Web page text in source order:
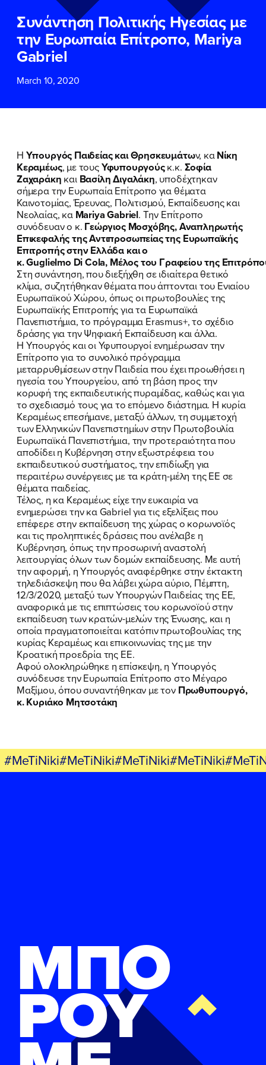
ΠΟΙΑ ΕΙΜΑΙ
ΕΡΓΟ
ΕΚΔΗΛΩΣΕΙΣ
ΝΕΑ
ΕΛΑ ΚΙ ΕΣΥ
FB IN TW YT LN VB TIKTOK
Συνάντηση Πολιτικής Ηγεσίας με
την Ευρωπαία Επίτροπο, Mariya
Gabriel
March 10, 2020
Η Υπουργός Παιδείας και Θρησκευμάτων, καΝίκη
Κεραμέως, με τουςΥφυπουργούςκ.κ. Σοφία
Ζαχαράκη και Βασίλη Διγαλάκη, υποδέχτηκαν
σήμερα την Ευρωπαία Επίτροπο για θέματα
Καινοτομίας, Έρευνας, Πολιτισμού, Εκπαίδευσης και
Νεολαίας, κα Mariya Gabriel. Την Επίτροπο
συνόδευαν ο κ. Γεώργιος Μοσχόβης, Αναπληρωτής
Επικεφαλής της Αντιπροσωπείας της Ευρωπαϊκής
Επιτροπής στην Ελλάδα και ο
κ. Guglielmo Di Cola, Μέλος του Γραφείου της
Στη συνάντηση, που διεξήχθη σε ιδιαίτερα θετικό
κλίμα, συζητήθηκαν θέματα που άπτονται του Ενιαίου
Ευρωπαϊκού Χώρου, όπως οι πρωτοβουλίες της
Ευρωπαϊκής Επιτροπής για τα Ευρωπαϊκά
Πανεπιστήμια, το πρόγραμμα Erasmus+, το σχέδιο
δράσης για την Ψηφιακή Εκπαίδευση και άλλα.
Η Υπουργός και οι Υφυπουργοί ενημέρωσαν την
Επίτροπο για το συνολικό πρόγραμμα
μεταρρυθμίσεων στην Παιδεία που έχει προωθήσει η
ηγεσία του Υπουργείου, από τη βάση προς την
κορυφή της εκπαιδευτικής πυραμίδας, καθώς και για
το σχεδιασμό τους για το επόμενο διάστημα. Η κυρία
Κεραμέως επεσήμανε, μεταξύ άλλων, τη συμμετοχή
των Ελληνικών Πανεπιστημίων στην Πρωτοβουλία
Ευρωπαϊκά Πανεπιστήμια, την προτεραιότητα που
αποδίδει η Κυβέρνηση στην εξωστρέφεια του
εκπαιδευτικού συστήματος, την επιδίωξη για
περαιτέρω συνέργειες με τα κράτη-μέλη της ΕΕ σε
θέματα παιδείας.
Τέλος, η κα Κεραμέως είχε την ευκαιρία να
ενημερώσει την κα Gabriel για τις εξελίξεις που
επέφερε στην εκπαίδευση της χώρας ο κορωνοϊός
και τις προληπτικές δράσεις που ανέλαβε η
Κυβέρνηση, όπως την προσωρινή αναστολή
λειτουργίας όλων των δομών εκπαίδευσης. Με αυτή
την αφορμή, η Υπουργός αναφέρθηκε στην έκτακτη
τηλεδιάσκεψη που θα λάβει χώρα αύριο, Πέμπτη,
12/3/2020, μεταξύ των Υπουργών Παιδείας της ΕΕ,
αναφορικά με τις επιπτώσεις του κορωνοϊού στην
εκπαίδευση των κρατών-μελών της Ένωσης, και η
οποία πραγματοποιείται κατόπιν πρωτοβουλίας της
κυρίας Κεραμέως και επικοινωνίας της με την
Κροατική προεδρία της ΕΕ.
Αφού ολοκληρώθηκε η επίσκεψη, η Υπουργός
συνόδευσε την Ευρωπαία Επίτροπο στο Μέγαρο
Μαξίμου, όπου συναντήθηκαν με τονΠρωθυπουργό,
κ. Κυριάκο Μητσοτάκη
ΜΠΟ
ΡΟΥ
ΕΠΙΘΕΤΟ*
ΤΗΛΕΦΩΝΟ
EMAIL
Δεδομένων
Όρους
Χρήσηςτου δικτυακού τόπου του
Πολιτικού Γραφείου της Βουλευτού
Νίκης Κεραμέως
ΥΠΟΒΟΛΗ
ΕΠΙΘΕΤΟ*
ΤΗΛΕΦΩΝΟ
EMAIL
Δεδομένων
Όρους
Χρήσηςτου δικτυακού τόπου του
Πολιτικού Γραφείου της Βουλευτού
Νίκης Κεραμέως
ΥΠΟΒΟΛΗ